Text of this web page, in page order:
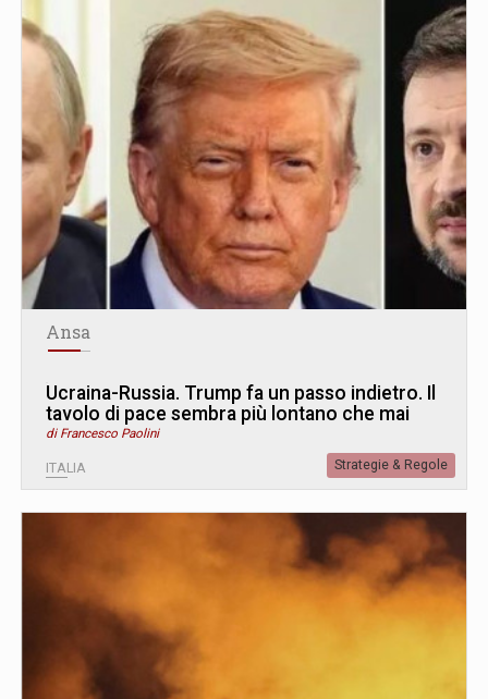
Ansa
Ucraina-Russia. Trump fa un passo indietro. Il
tavolo di pace sembra più lontano che mai
di Francesco Paolini
ITALIA Strategie & Regole